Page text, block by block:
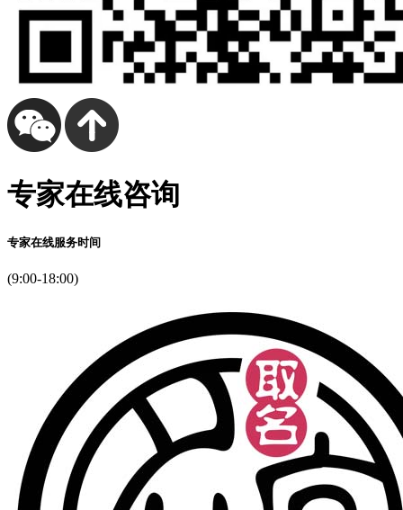
专家在线咨询
专家在线服务时间
(9:00-18:00)